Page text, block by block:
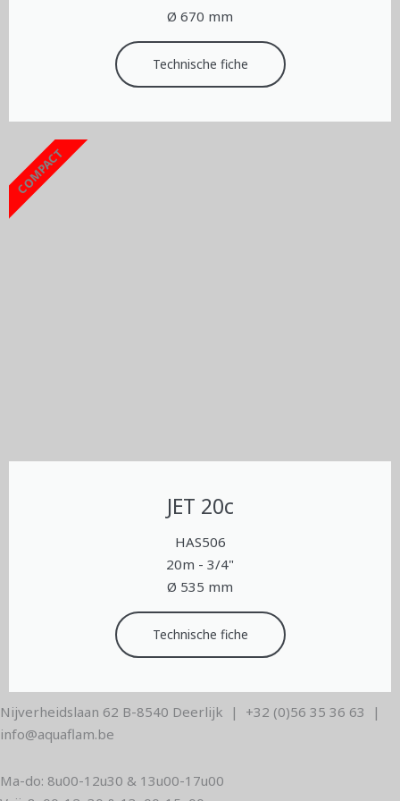
Ø 670 mm
Technische fiche
JET 20c
HAS506
20m - 3/4"
Ø 535 mm
Technische fiche
COMPACT
Nijverheidslaan 62 B-8540 Deerlijk | +32 (0)56 35 36 63 |
info@aquaflam.be
Ma-do: 8u00-12u30 & 13u00-17u00